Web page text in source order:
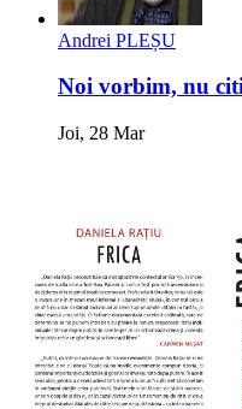
Andrei PLEȘU
Noi vorbim, nu
Joi, 28 Mar